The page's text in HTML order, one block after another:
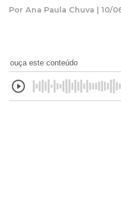
Por Ana Paula Chuva | 10/
ouça este conteúdo